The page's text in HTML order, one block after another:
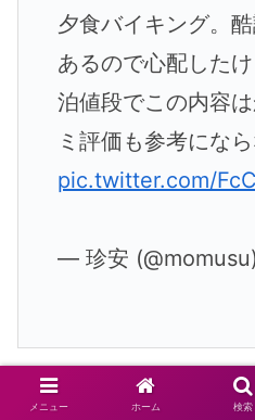
夕食バイキング。
あるので心配した
泊値段でこの内容
ミ評価も参考にな
pic.twitter.com/
— 珍安 (@momusu)
この「三ケ日温泉 ホテ
メニュー ホーム 検索